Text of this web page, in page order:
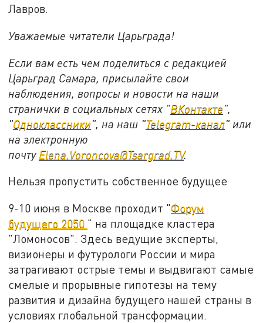
Лавров.
Уважаемые читатели Царьграда!
Если вам есть чем поделиться с редакцией
Царьград Самара, присылайте свои
наблюдения, вопросы и новости на наши
странички в социальных сетях "ВКонтакте",
"Одноклассники", на наш "Telegram-канал" или
на электронную
почту Elena.Voroncova@Tsargrad.TV.
Нельзя пропустить собственное будущее
9-10 июня в Москве проходит "Форум
будущего 2050 " на площадке кластера
"Ломоносов". Здесь ведущие эксперты,
визионеры и футурологи России и мира
затрагивают острые темы и выдвигают самые
смелые и прорывные гипотезы на тему
развития и дизайна будущего нашей страны в
условиях глобальной трансформации.